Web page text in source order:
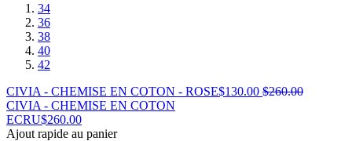
34
36
38
40
42
CIVIA - CHEMISE EN COTON - ROSE$130.00 $260.00
CIVIA - CHEMISE EN COTON
ECRU$260.00
Ajout rapide au panier